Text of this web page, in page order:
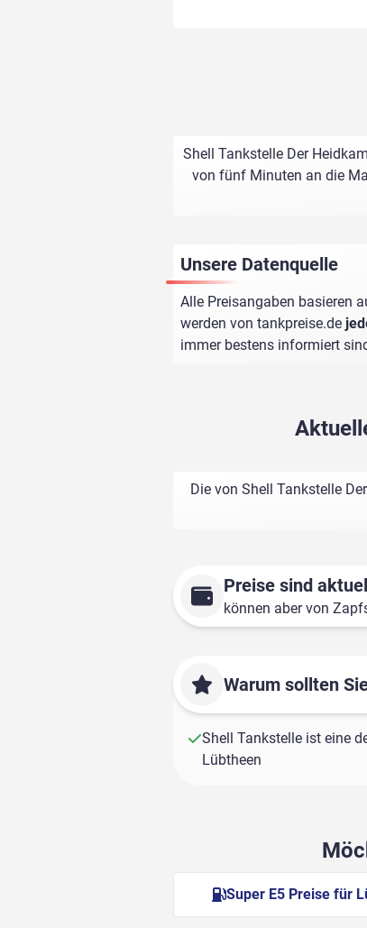
Shell Tankstelle Der
von fünf Minuten an die
Unsere Datenquelle
Alle Preisangaben basieren
werden von tankpreise.de
immer bestens informiert
Die von Shell Tankstelle
Preise sind
können aber von
Warum sollten
Shell Tankstelle ist eine
Lübtheen
Super E5 Preise für